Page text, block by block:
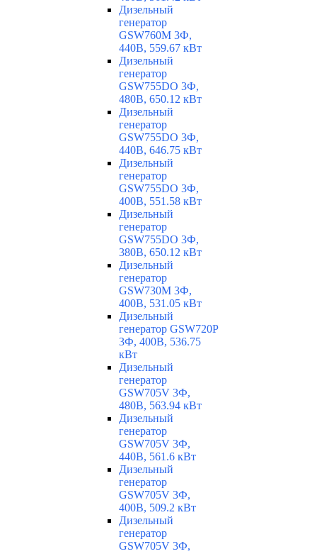
Дизельный
генератор
GSW760M 3Ф,
440В, 559.67 кВт
Дизельный
генератор
GSW755DO 3Ф,
480В, 650.12 кВт
Дизельный
генератор
GSW755DO 3Ф,
440В, 646.75 кВт
Дизельный
генератор
GSW755DO 3Ф,
400В, 551.58 кВт
Дизельный
генератор
GSW755DO 3Ф,
380В, 650.12 кВт
Дизельный
генератор
GSW730M 3Ф,
400В, 531.05 кВт
Дизельный
генератор GSW720P
3Ф, 400В, 536.75
кВт
Дизельный
генератор
GSW705V 3Ф,
480В, 563.94 кВт
Дизельный
генератор
GSW705V 3Ф,
440В, 561.6 кВт
Дизельный
генератор
GSW705V 3Ф,
400В, 509.2 кВт
Дизельный
генератор
GSW705V 3Ф,